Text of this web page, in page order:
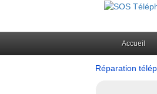
Accueil
Réparation